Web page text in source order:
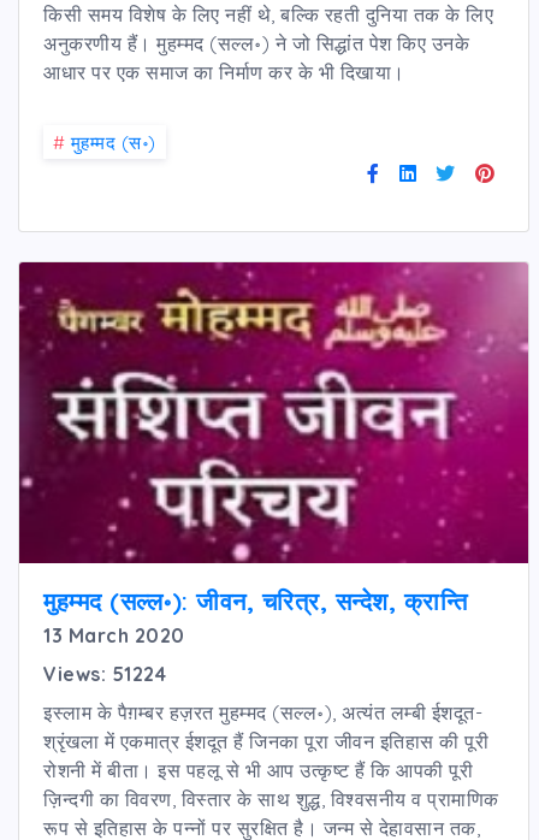
किसी समय विशेष के लिए नहीं थे, बल्कि रहती दुनिया तक के लिए
अनुकरणीय हैं। मुहम्मद (सल्ल॰) ने जो सिद्धांत पेश किए उनके
आधार पर एक समाज का निर्माण कर के भी दिखाया।
# मुहम्मद (स॰)
मुहम्मद (सल्ल॰): जीवन, चरित्र, सन्देश, क्रान्ति
13 March 2020
Views: 51224
इस्लाम के पैग़म्बर हज़रत मुहम्मद (सल्ल॰), अत्यंत लम्बी ईशदूत-
श्रृंखला में एकमात्र ईशदूत हैं जिनका पूरा जीवन इतिहास की पूरी
रोशनी में बीता। इस पहलू से भी आप उत्कृष्ट हैं कि आपकी पूरी
ज़िन्दगी का विवरण, विस्तार के साथ शुद्ध, विश्वसनीय व प्रामाणिक
रूप से इतिहास के पन्नों पर सुरक्षित है। जन्म से देहावसान तक,